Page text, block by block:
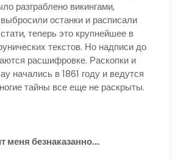
разграблено викингами,
останки и расписали
теперь это крупнейшее в
текстов. Но надписи до
расшифровке. Раскопки и
начались в 1861 году и ведутся
тайны все еще не раскрыты.
меня безнаказанно…